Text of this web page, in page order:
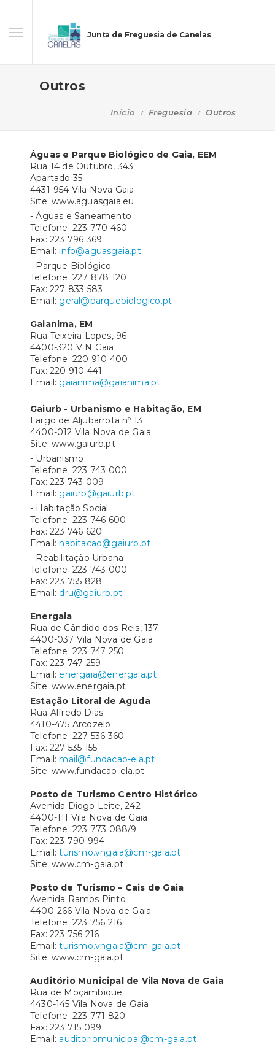
Junta de Freguesia de Canelas
Outros
Início Freguesia Outros
Águas e Parque Biológico de Gaia, EEM
Rua 14 de Outubro, 343
Apartado 35
4431-954 Vila Nova Gaia
Site: www.aguasgaia.eu
- Águas e Saneamento
Telefone: 223 770 460
Fax: 223 796 369
Email:info@aguasgaia.pt
- Parque Biológico
Telefone: 227 878 120
Fax: 227 833 583
Email: geral@parquebiologico.pt
Gaianima, EM
Rua Teixeira Lopes, 96
4400-320 V N Gaia
Telefone: 220 910 400
Fax: 220 910 441
Email: gaianima@gaianima.pt
Gaiurb - Urbanismo e Habitação, EM
Largo de Aljubarrota nº 13
4400-012 Vila Nova de Gaia
Site: www.gaiurb.pt
- Urbanismo
Telefone: 223 743 000
Fax: 223 743 009
Email: gaiurb@gaiurb.pt
- Habitação Social
Telefone: 223 746 600
Fax: 223 746 620
Email:habitacao@gaiurb.pt
- Reabilitação Urbana
Telefone: 223 743 000
Fax: 223 755 828
Email: dru@gaiurb.pt
Energaia
Rua de Cândido dos Reis, 137
4400-037 Vila Nova de Gaia
Telefone: 223 747 250
Fax: 223 747 259
Email: energaia@energaia.pt
Site: www.energaia.pt
Estação Litoral de Aguda
Rua Alfredo Dias
4410-475 Arcozelo
Telefone: 227 536 360
Fax: 227 535 155
Email:mail@fundacao-ela.pt
Site: www.fundacao-ela.pt
Posto de Turismo Centro Histórico
Avenida Diogo Leite, 242
4400-111 Vila Nova de Gaia
Telefone: 223 773 088/9
Fax: 223 790 994
Email:turismo.vngaia@cm-gaia.pt
Site: www.cm-gaia.pt
Posto de Turismo – Cais de Gaia
Avenida Ramos Pinto
4400-266 Vila Nova de Gaia
Telefone: 223 756 216
Fax: 223 756 216
Email:turismo.vngaia@cm-gaia.pt
Site: www.cm-gaia.pt
Auditório Municipal de Vila Nova de Gaia
Rua de Moçambique
4430-145 Vila Nova de Gaia
Telefone: 223 771 820
Fax: 223 715 099
Email: auditoriomunicipal@cm-gaia.pt